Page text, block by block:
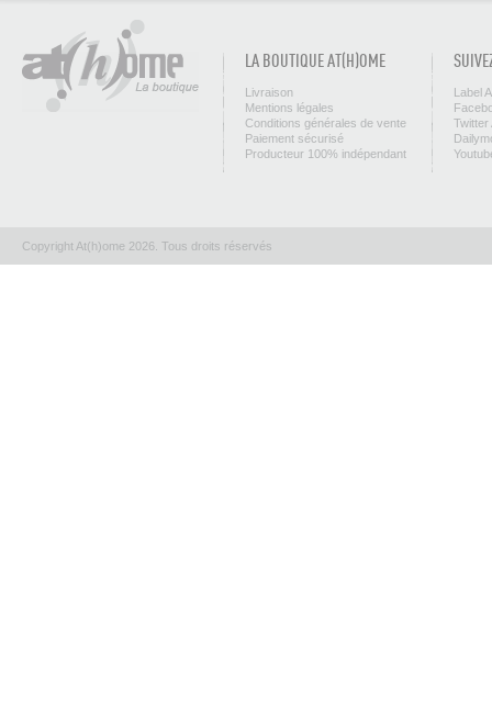
LA BOUTIQUE AT(H)OME
Livraison
Mentions légales
Conditions générales de vente
Paiement sécurisé
Producteur 100% indépendant
Label
Twitter
Copyright At(h)ome 2026. Tous droits réservés